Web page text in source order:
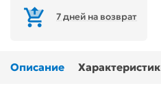
7 дней на возврат
Описание